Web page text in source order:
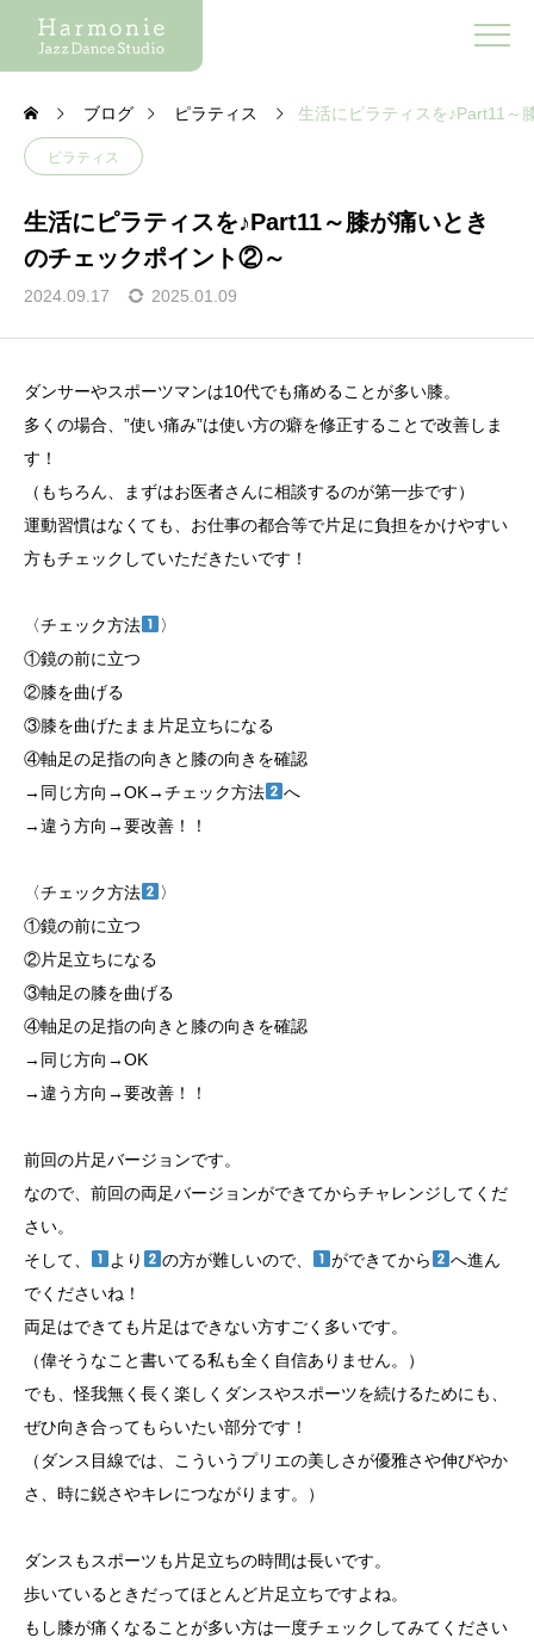
ブログ ピラティス 生活にピラティスを♪Part11
ピラティス
生活にピラティスを♪Part11～膝が痛いとき
のチェックポイント②～
2024.09.17 2025.01.09
ダンサーやスポーツマンは10代でも痛めることが多い膝。
多くの場合、”使い痛み”は使い方の癖を修正することで改善しま
す！
（もちろん、まずはお医者さんに相談するのが第一歩です）
運動習慣はなくても、お仕事の都合等で片足に負担をかけやすい
方もチェックしていただきたいです！
〈チェック方法
〉
①鏡の前に立つ
②膝を曲げる
③膝を曲げたまま片足立ちになる
④軸足の足指の向きと膝の向きを確認
→同じ方向→OK→チェック方法
へ
→違う方向→要改善！！
〈チェック方法
〉
①鏡の前に立つ
②片足立ちになる
③軸足の膝を曲げる
④軸足の足指の向きと膝の向きを確認
→同じ方向→OK
→違う方向→要改善！！
前回の片足バージョンです。
なので、前回の両足バージョンができてからチャレンジしてくだ
さい。
そして、
より の方が難しいので、 ができてから
へ進ん
でくださいね！
両足はできても片足はできない方すごく多いです。
（偉そうなこと書いてる私も全く自信ありません。）
でも、怪我無く長く楽しくダンスやスポーツを続けるためにも、
ぜひ向き合ってもらいたい部分です！
（ダンス目線では、こういうプリエの美しさが優雅さや伸びやか
さ、時に鋭さやキレにつながります。）
ダンスもスポーツも片足立ちの時間は長いです。
歩いているときだってほとんど片足立ちですよね。
もし膝が痛くなることが多い方は一度チェックしてみてください